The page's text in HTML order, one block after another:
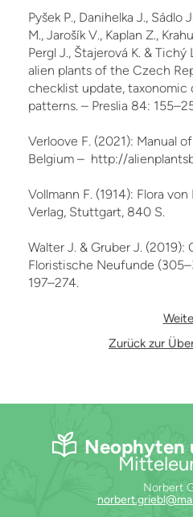
Pyšek P., Danihelka J., Sádlo
M., Jarošík V., Kaplan Z.,
Pergl J., Štajerová K. &
alien plants of the Czech
checklist update, taxonomic
patterns. – Preslia 84:
Verloove F. (2021): Manual
Belgium – http://
Vollmann F. (1914): Flora
Verlag, Stuttgart, 840 S.
Walter J. & Gruber J. (2019):
Floristische Neufunde
197–274.
Zurück zur
Neophyten
Norbert